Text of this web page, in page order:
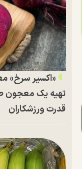
«اکسیر سرخ»
تهیه یک معجون
قدرت ورزشکاران